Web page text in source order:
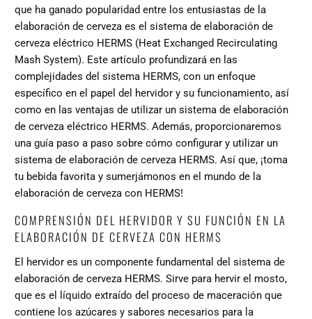
que ha ganado popularidad entre los entusiastas de la
elaboración de cerveza es el sistema de elaboración de
cerveza eléctrico HERMS (Heat Exchanged Recirculating
Mash System). Este artículo profundizará en las
complejidades del sistema HERMS, con un enfoque
específico en el papel del hervidor y su funcionamiento, así
como en las ventajas de utilizar un sistema de elaboración
de cerveza eléctrico HERMS. Además, proporcionaremos
una guía paso a paso sobre cómo configurar y utilizar un
sistema de elaboración de cerveza HERMS. Así que, ¡toma
tu bebida favorita y sumerjámonos en el mundo de la
elaboración de cerveza con HERMS!
COMPRENSIÓN DEL HERVIDOR Y SU FUNCIÓN EN LA
ELABORACIÓN DE CERVEZA CON HERMS
El hervidor es un componente fundamental del sistema de
elaboración de cerveza HERMS. Sirve para hervir el mosto,
que es el líquido extraído del proceso de maceración que
contiene los azúcares y sabores necesarios para la